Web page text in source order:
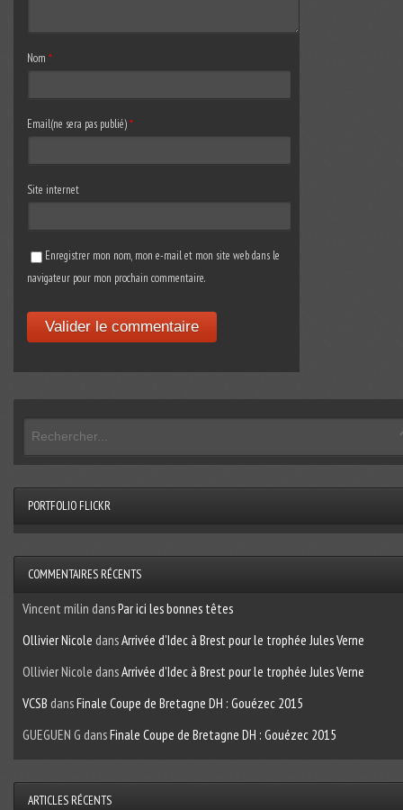
Nom *
Email(ne sera pas publié)*
Site internet
Enregistrer mon nom, mon e-mail et mon site web dans le
navigateur pour mon prochain commentaire.
PORTFOLIO FLICKR
COMMENTAIRES RÉCENTS
Vincent milin dansPar ici les bonnes têtes
Ollivier Nicole dansArrivée d’Idec à Brest pour le trophée Jules Verne
Ollivier Nicole dansArrivée d’Idec à Brest pour le trophée Jules Verne
VCSB dansFinale Coupe de Bretagne DH : Gouézec 2015
GUEGUEN G dansFinale Coupe de Bretagne DH : Gouézec 2015
ARTICLES RÉCENTS